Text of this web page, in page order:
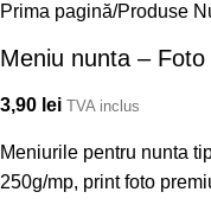
Prima pagină Produse
Meniu nunta –
3,90 lei TVA inclus
Meniurile pentru nunta
250g/mp, print foto